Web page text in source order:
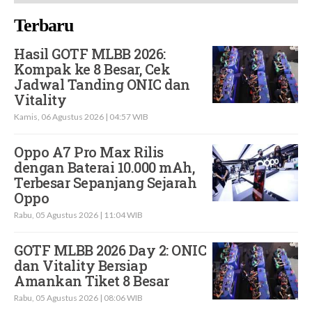
Terbaru
Hasil GOTF MLBB 2026:
Kompak ke 8 Besar, Cek
Jadwal Tanding ONIC dan
Vitality
Kamis, 06 Agustus 2026 | 04:57 WIB
Oppo A7 Pro Max Rilis
dengan Baterai 10.000 mAh,
Terbesar Sepanjang Sejarah
Oppo
Rabu, 05 Agustus 2026 | 11:04 WIB
GOTF MLBB 2026 Day 2: ONIC
dan Vitality Bersiap
Amankan Tiket 8 Besar
Rabu, 05 Agustus 2026 | 08:06 WIB